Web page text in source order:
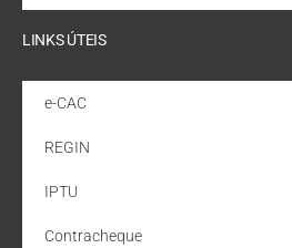
LINKS ÚTEIS
e-CAC
REGIN
IPTU
Contracheque